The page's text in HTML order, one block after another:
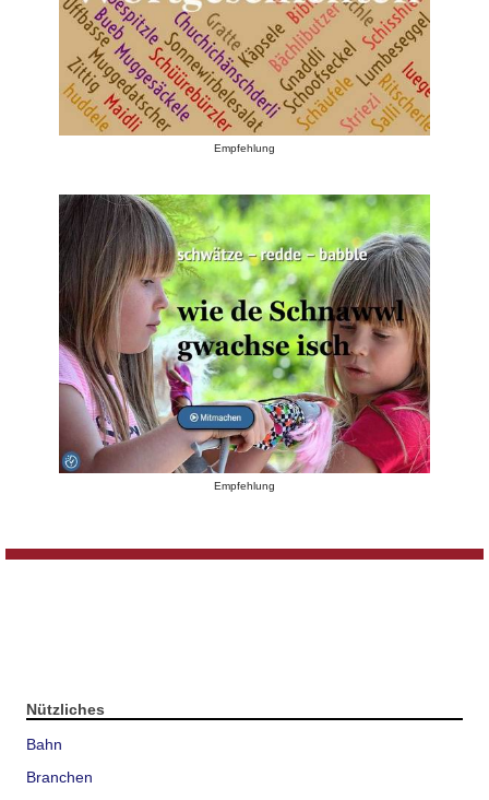
Empfehlung
Empfehlung
Nützliches
Bahn
Branchen